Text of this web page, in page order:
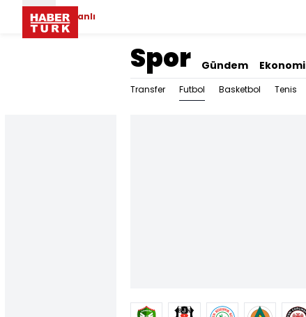
Canlı
Spor Gündem Ekonomi
Transfer Futbol Basketbol Tenis